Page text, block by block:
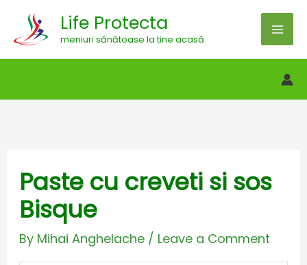
content
Life Protecta
meniuri sănătoase la tine acasă
Paste cu creveti si sos
Bisque
By Mihai Anghelache / Leave a Comment